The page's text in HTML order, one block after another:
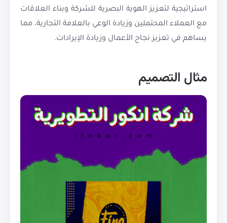
استراتيجية لتعزيز الهوية البصرية للشركة وبناء العلاقات
مع العملاء المحتملين وزيادة الوعي بالعلامة التجارية، مما
يساهم في تعزيز نجاح الأعمال وزيادة الإيرادات.
مثال التصميم